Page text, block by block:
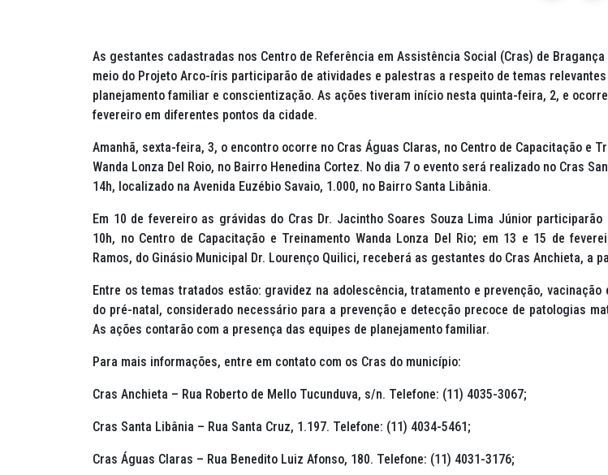
As gestantes cadastradas nos Centro de Referência em Assistência Social (Cras) de
meio do Projeto Arco-íris participarão de atividades e palestras a respeito de temas relevantes
planejamento familiar e conscientização. As ações tiveram início nesta quinta-feira, 2, e
fevereiro em diferentes pontos da cidade.
Amanhã, sexta-feira, 3, o encontro ocorre no Cras Águas Claras, no Centro de Capacitação e
Wanda Lonza Del Roio, no Bairro Henedina Cortez. No dia 7 o evento será realizado no Cras
14h, localizado na Avenida Euzébio Savaio, 1.000, no Bairro Santa Libânia.
Em 10 de fevereiro as grávidas do Cras Dr. Jacintho Soares Souza Lima Júnior participarão
10h, no Centro de Capacitação e Treinamento Wanda Lonza Del Rio; em 13 e 15 de
Ramos, do Ginásio Municipal Dr. Lourenço Quilici, receberá as gestantes do Cras Anchieta, a
Entre os temas tratados estão: gravidez na adolescência, tratamento e prevenção, vacinação
do pré-natal, considerado necessário para a prevenção e detecção precoce de patologias
As ações contarão com a presença das equipes de planejamento familiar.
Para mais informações, entre em contato com os Cras do município:
Cras Anchieta – Rua Roberto de Mello Tucunduva, s/n. Telefone: (11) 4035-3067;
Cras Santa Libânia – Rua Santa Cruz, 1.197. Telefone: (11) 4034-5461;
Cras Águas Claras – Rua Benedito Luiz Afonso, 180. Telefone: (11) 4031-3176;